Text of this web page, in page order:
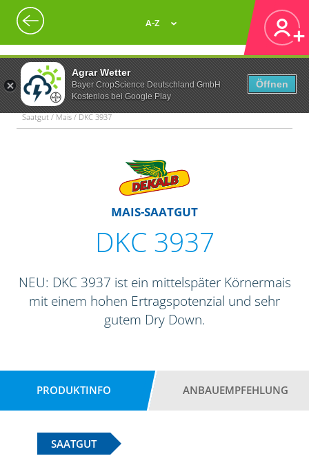
Agrar Wetter
Bayer CropScience Deutschland GmbH
Kostenlos bei Google Play
Öffnen
A-Z
Saatgut / Mais / DKC 3937
MAIS-SAATGUT
DKC 3937
NEU: DKC 3937 ist ein mittelspäter Körnermais
mit einem hohen Ertragspotenzial und sehr
gutem Dry Down.
PRODUKTINFO ANBAUEMPFEHLUNG
SAATGUT